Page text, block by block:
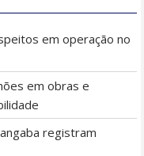
em operação no
em obras e
registram